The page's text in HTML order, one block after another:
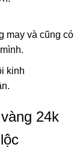
may và cũng có
mình.
kinh
24k